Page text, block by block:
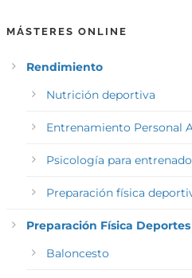
MÁSTERES ONLINE
Rendimiento
Nutrición deportiva
Entrenamiento Personal
Psicología para
Preparación física
Preparación Física
Baloncesto